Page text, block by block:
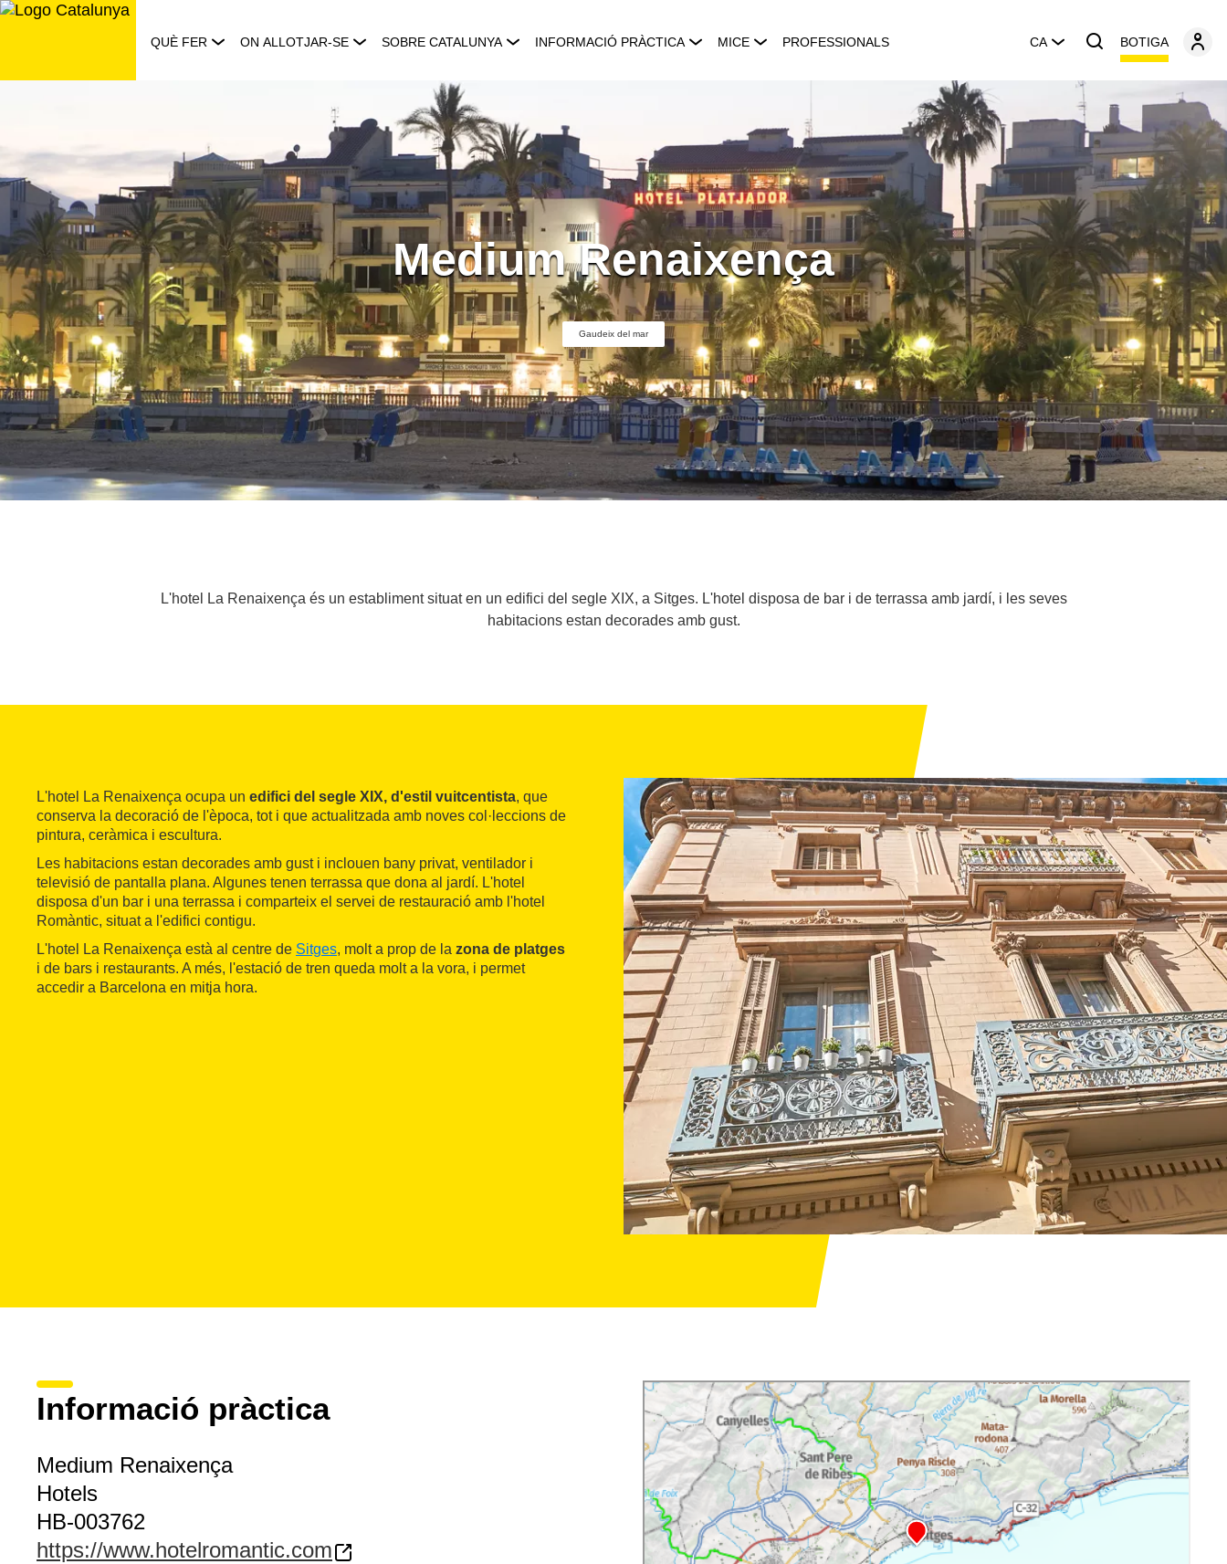
Saltar
QUÈ FER ON ALLOTJAR-SE SOBRE CATALUNYA INFORMACIÓ PRÀCTICA MICE PROFESSIONALS CA BOTIGA
Medium Renaixença
Gaudeix del mar
L'hotel La Renaixença és un establiment situat en un edifici del segle XIX, a Sitges. L'hotel disposa de bar i de terrassa amb jardí, i les seves
habitacions estan decorades amb gust.
L'hotel La Renaixença ocupa un edifici del segle XIX, d'estil vuitcentista, que
conserva la decoració de l'època, tot i que actualitzada amb noves col·leccions de
pintura, ceràmica i escultura.
Les habitacions estan decorades amb gust i inclouen bany privat, ventilador i
televisió de pantalla plana. Algunes tenen terrassa que dona al jardí. L'hotel
disposa d'un bar i una terrassa i comparteix el servei de restauració amb l'hotel
Romàntic, situat a l'edifici contigu.
L'hotel La Renaixença està al centre de Sitges, molt a prop de la zona de platges
i de bars i restaurants. A més, l'estació de tren queda molt a la vora, i permet
accedir a Barcelona en mitja hora.
Informació pràctica
Medium Renaixença
Hotels
HB-003762
https://www.hotelromantic.com